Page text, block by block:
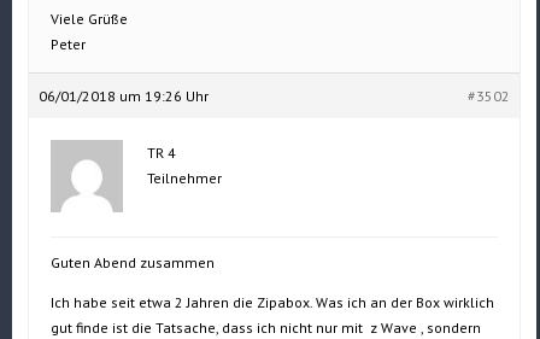
Viele Grüße
Peter
06/01/2018 um 19:26 Uhr #3502
TR 4
Teilnehmer
Guten Abend zusammen
Ich habe seit etwa 2 Jahren die Zipabox. Was ich an der Box wirklich
gut finde ist die Tatsache, dass ich nicht nur mit z Wave , sondern